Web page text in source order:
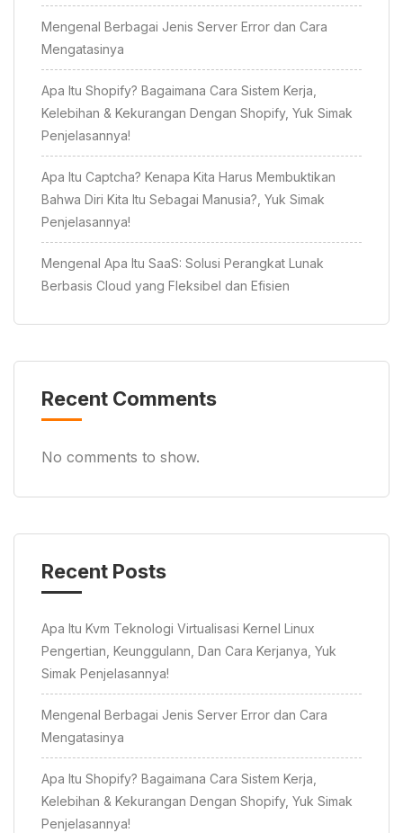
Mengenal Berbagai Jenis Server Error dan Cara
Mengatasinya
Apa Itu Shopify? Bagaimana Cara Sistem Kerja,
Kelebihan & Kekurangan Dengan Shopify, Yuk Simak
Penjelasannya!
Apa Itu Captcha? Kenapa Kita Harus Membuktikan
Bahwa Diri Kita Itu Sebagai Manusia?, Yuk Simak
Penjelasannya!
Mengenal Apa Itu SaaS: Solusi Perangkat Lunak
Berbasis Cloud yang Fleksibel dan Efisien
Recent Comments
No comments to show.
Recent Posts
Apa Itu Kvm Teknologi Virtualisasi Kernel Linux
Pengertian, Keunggulann, Dan Cara Kerjanya, Yuk
Simak Penjelasannya!
Mengenal Berbagai Jenis Server Error dan Cara
Mengatasinya
Apa Itu Shopify? Bagaimana Cara Sistem Kerja,
Kelebihan & Kekurangan Dengan Shopify, Yuk Simak
Penjelasannya!